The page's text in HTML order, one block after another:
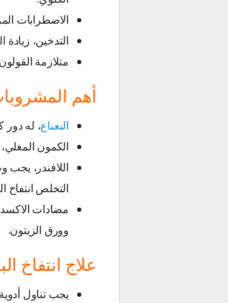
الاضطرابات
التدخين، زيادة
متلازمة
أهم
النعناع، له دور
الكمون
اللافندر،
التخلص انتفاخ
مضادات
وورق الزيتون.
علاج انتفاخ
يجب تناول